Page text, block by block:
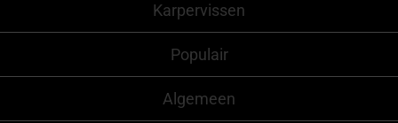
Karpervissen
Populair
Algemeen